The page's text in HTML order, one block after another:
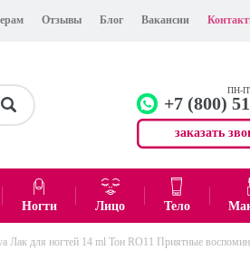
Отзывы Блог Вакансии
ПН-
+7 (800)
заказать
Офис +7 (499)
Итого: 0 ₽
Ногти Лицо Тело
Лак для ногтей 14 ml Тон RO11 Приятные